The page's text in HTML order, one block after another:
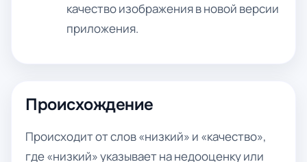
качество изображения в новой версии
приложения.
Происхождение
Происходит от слов «низкий» и «качество»,
где «низкий» указывает на недооценку или